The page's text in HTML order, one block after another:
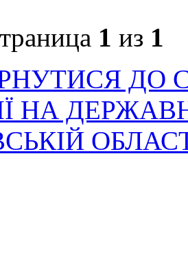
1 из 1
ДО
НА